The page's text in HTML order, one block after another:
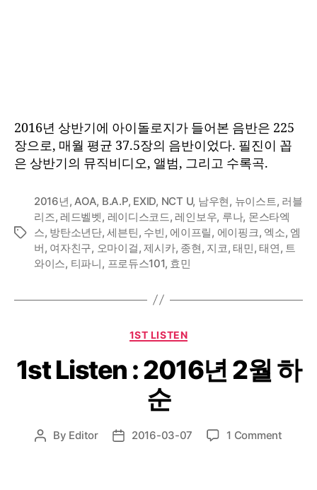
2016년 상반기에 아이돌로지가 들어본 음반은 225
장으로, 매월 평균 37.5장의 음반이었다. 필진이 꼽
은 상반기의 뮤직비디오, 앨범, 그리고 수록곡.
Tags
2016년, AOA, B.A.P, EXID, NCT U, 남우현, 뉴이스트, 러블
리즈, 레드벨벳, 레이디스코드, 레인보우, 루나, 몬스타엑
스, 방탄소년단,세븐틴, 수빈, 에이프릴, 에이핑크, 엑소, 엠
버, 여자친구, 오마이걸,제시카, 종현, 지코, 태민, 태연, 트
와이스, 티파니, 프로듀스101, 효민
Categories
1ST LISTEN
1st Listen : 2016년 2월 하
순
Post
By Editor
Post2016-03-07 1 Commenton